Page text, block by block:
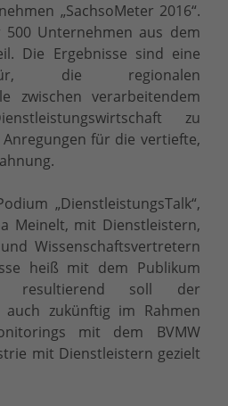
„SachsoMeter 2016“.
Unternehmen aus dem
Die Ergebnisse sind eine
die regionalen
zwischen verarbeitendem
zu
für die vertiefte,
„DienstleistungsTalk“,
Meinelt, mit Dienstleistern,
Wissenschaftsvertretern
heiß mit dem Publikum
resultierend soll der
auch zukünftig im Rahmen
mit dem BVMW
mit Dienstleistern gezielt